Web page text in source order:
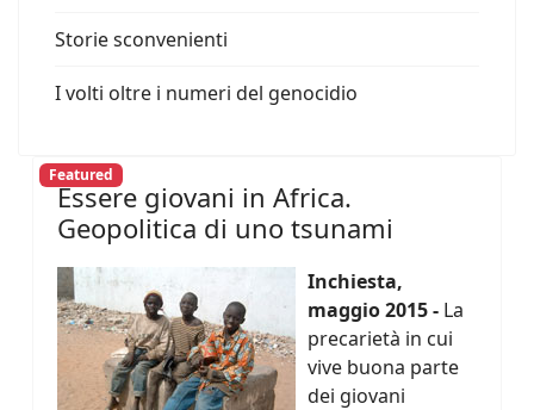
Storie sconvenienti
I volti oltre i numeri del genocidio
Featured
Essere giovani in Africa.
Geopolitica di uno tsunami
Inchiesta,
maggio 2015 - La
precarietà in cui
vive buona parte
dei giovani